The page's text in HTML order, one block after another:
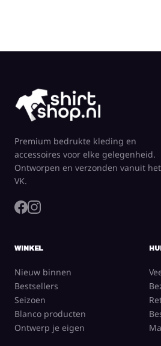
Premium bedrukte kleding en
accessoires voor elke gelegenheid.
Ontworpen en verzonden vanuit het
VK.
WINKEL
Nieuw binnen
Bestsellers
Seizoen
Blanco producten
Ontwerp je eigen